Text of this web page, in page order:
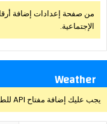
من صفحة إعدادات إضافة
الإجتماعية.
Weather
يجب عليك إضافة مفتاح API للطقس من خلال صفحة إعدادات القالب > الدمج